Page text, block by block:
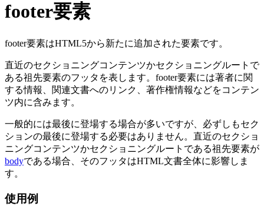
footer要素
footer要素はHTML5から新たに追加された要素です。
直近のセクショニングコンテンツかセクショニングルートで
ある祖先要素のフッタを表します。footer要素には著者に関
する情報、関連文書へのリンク、著作権情報などをコンテン
ツ内に含みます。
一般的には最後に登場する場合が多いですが、必ずしもセク
ションの最後に登場する必要はありません。直近のセクショ
ニングコンテンツかセクショニングルートである祖先要素が
bodyである場合、そのフッタはHTML文書全体に影響しま
す。
使用例